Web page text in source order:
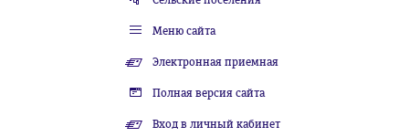
Меню сайта
Электронная приемная
Полная версия сайта
Вход в личный кабинет